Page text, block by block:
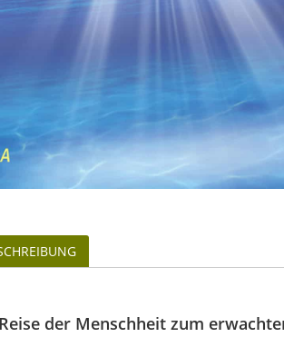
der Menschheit zum